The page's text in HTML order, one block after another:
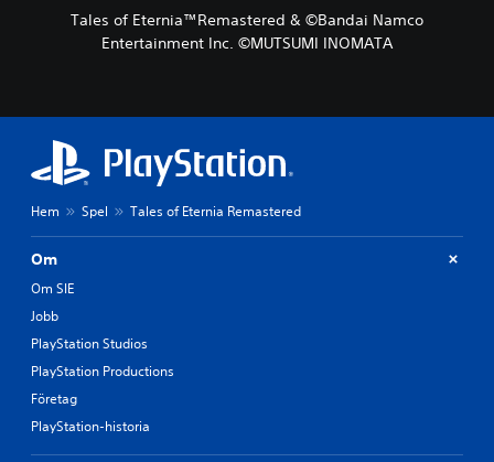
Tales of Eternia™Remastered & ©Bandai Namco
Entertainment Inc. ©MUTSUMI INOMATA
Hem Spel Tales of Eternia Remastered
Om
Om SIE
Jobb
PlayStation Studios
PlayStation Productions
Företag
PlayStation-historia